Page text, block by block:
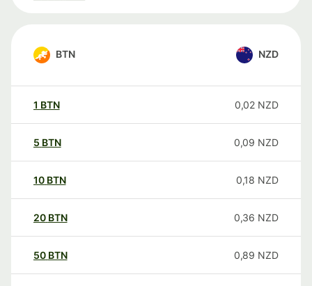
BTN NZD
1 BTN 0,02 NZD
5 BTN 0,09 NZD
10 BTN 0,18 NZD
20 BTN 0,36 NZD
50 BTN 0,89 NZD